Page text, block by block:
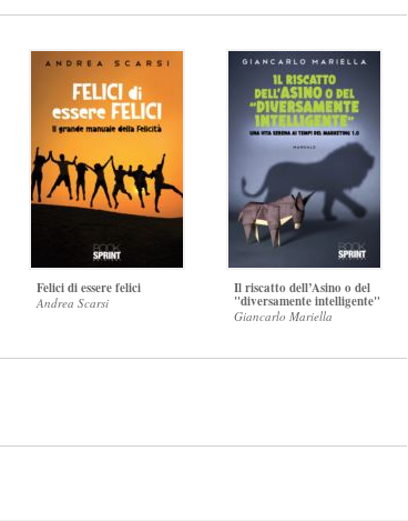
Felici di essere felici
Andrea Scarsi
Il riscatto dell’Asino o del
"diversamente intelligente"
Giancarlo Mariella